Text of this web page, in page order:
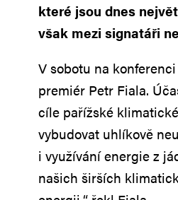
které jsou dnes
však mezi signatáři
V sobotu na
premiér Petr Fiala.
cíle pařížské
vybudovat uhlíkově
i využívání energie z
našich širších